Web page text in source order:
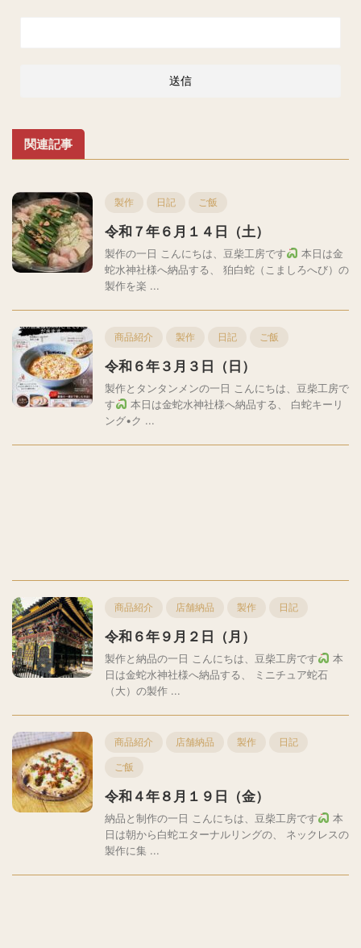
関連記事
製作 日記 ご飯
令和７年６月１４日（土）
製作の一日 こんにちは、豆柴工房です
本日は金
蛇水神社様へ納品する、 狛白蛇（こましろへび）の
製作を楽 ...
商品紹介 製作 日記 ご飯
令和６年３月３日（日）
製作とタンタンメンの一日 こんにちは、豆柴工房で
す
本日は金蛇水神社様へ納品する、 白蛇キーリ
ング•ク ...
商品紹介 店舗納品 製作 日記
令和６年９月２日（月）
製作と納品の一日 こんにちは、豆柴工房です
本
日は金蛇水神社様へ納品する、 ミニチュア蛇石
（大）の製作 ...
商品紹介 店舗納品 製作 日記
ご飯
令和４年８月１９日（金）
納品と制作の一日 こんにちは、豆柴工房です
本
日は朝から白蛇エターナルリングの、 ネックレスの
製作に集 ...